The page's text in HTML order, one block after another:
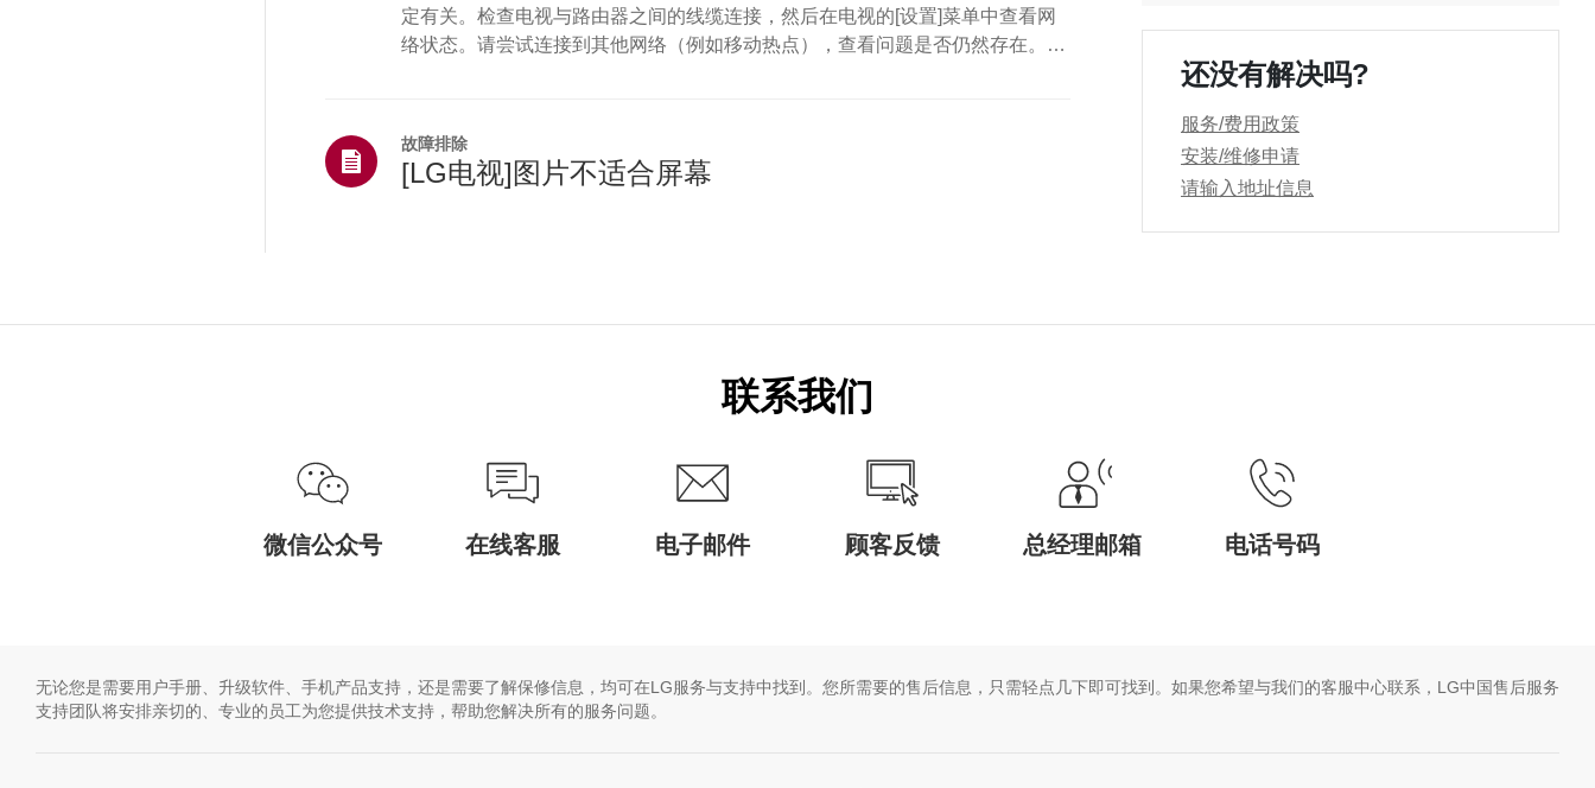
定有关。检查电视与路由器之间的线缆连接，然后在电视的[设置]菜单中查看网
络状态。请尝试连接到其他网络（例如移动热点），查看问题是否仍然存在。如
电视的互联网连接。通过电视型号年份/webOS版本进行检查 * 2021年及后续机
型 [webOS 6.0 或更高版本]：按下设...
故障排除
[LG电视]图片不适合屏幕
还没有解决吗?
服务/费用政策
安装/维修申请
请输入地址信息
联系我们
微信公众号 在线客服 电子邮件 顾客反馈 总经理邮箱 电话号码
无论您是需要用户手册、升级软件、手机产品支持，还是需要了解保修信息，均可在LG服务与支持中找到。您所需要的售后信息，只需轻点几下即可找到。如果您希望与我们的客服中心联系，LG中国售后服务
支持团队将安排亲切的、专业的员工为您提供技术支持，帮助您解决所有的服务问题。